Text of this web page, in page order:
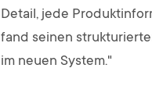
Detail, jede
fand seinen
im neuen System."